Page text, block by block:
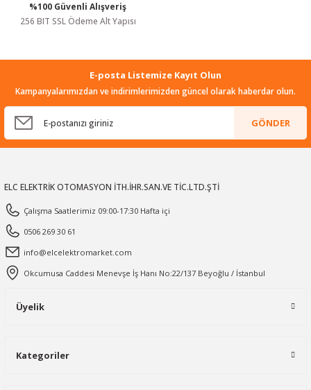
%100 Güvenli Alışveriş
256 BIT SSL Ödeme Alt Yapısı
E-posta Listemize Kayıt Olun
Kampanyalarımızdan ve indirimlerimizden güncel olarak haberdar olun.
GÖNDER
ELC ELEKTRİK OTOMASYON İTH.İHR.SAN.VE TİC.LTD.ŞTİ
Çalışma Saatlerimiz 09:00-17:30 Hafta içi
0506 269 30 61
info@elcelektromarket.com
Okcumusa Caddesi Menevşe İş Hanı No:22/137 Beyoğlu / İstanbul
Üyelik
Kategoriler